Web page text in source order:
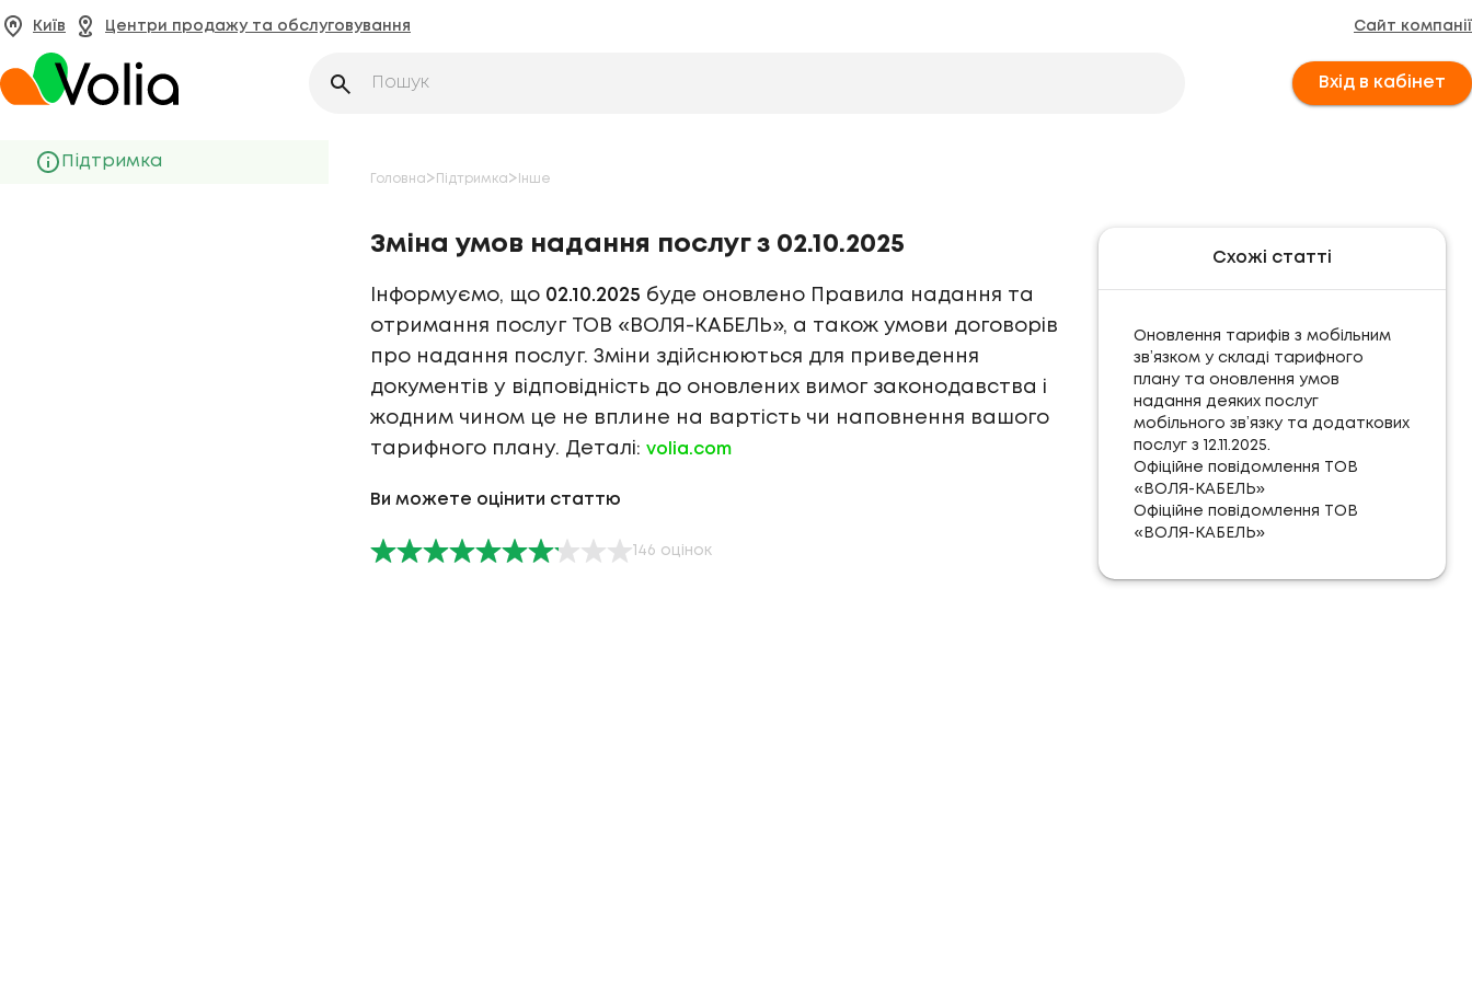
Київ Центри продажу та обслуговування Сайт компанії
Вхід в кабінет
Підтримка
Головна> Підтримка> Інше
Зміна умов надання послуг з 02.10.2025
Інформуємо, що 02.10.2025 буде оновлено Правила надання та
отримання послуг ТОВ «ВОЛЯ-КАБЕЛЬ», а також умови договорів
про надання послуг. Зміни здійснюються для приведення
документів у відповідність до оновлених вимог законодавства і
жодним чином це не вплине на вартість чи наповнення вашого
тарифного плану. Деталі: volia.com
Ви можете оцінити статтю
146 оцінок
Схожі статті
Оновлення тарифів з мобільним
зв’язком у складі тарифного
плану та оновлення умов
надання деяких послуг
мобільного зв’язку та додаткових
послуг з 12.11.2025.
Офіційне повідомлення ТОВ
«ВОЛЯ-КАБЕЛЬ»
Офіційне повідомлення ТОВ
«ВОЛЯ-КАБЕЛЬ»